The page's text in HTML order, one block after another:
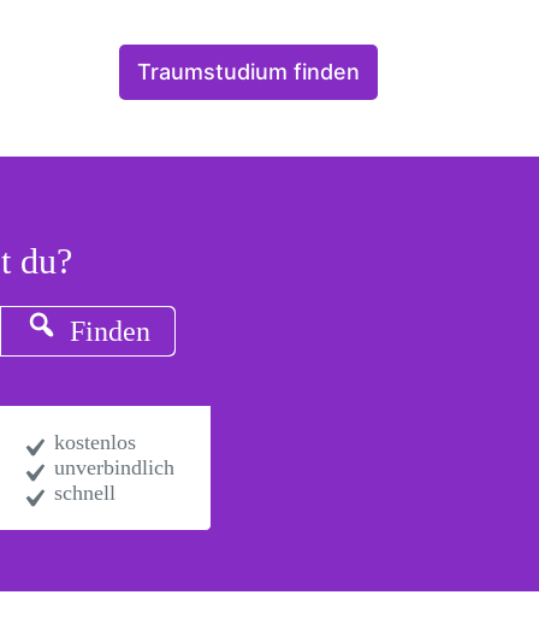
Traumstudium finden
du?
Finden
kostenlos
unverbindlich
schnell